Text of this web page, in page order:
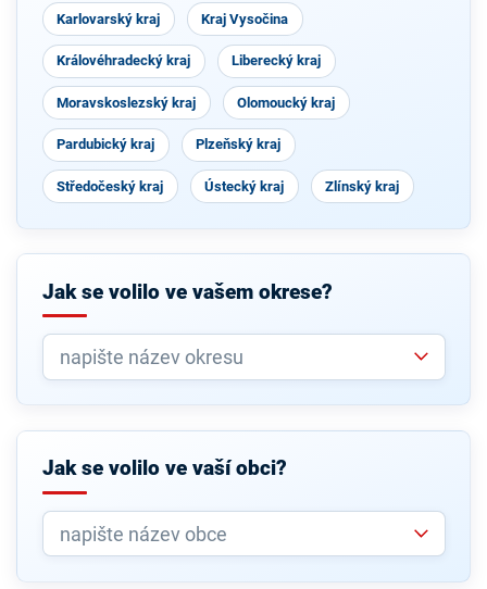
Karlovarský kraj Kraj Vysočina
Královéhradecký kraj Liberecký kraj
Moravskoslezský kraj Olomoucký kraj
Pardubický kraj Plzeňský kraj
Středočeský kraj Ústecký kraj Zlínský kraj
Jak se volilo ve vašem okrese?
Jak se volilo ve vaší obci?